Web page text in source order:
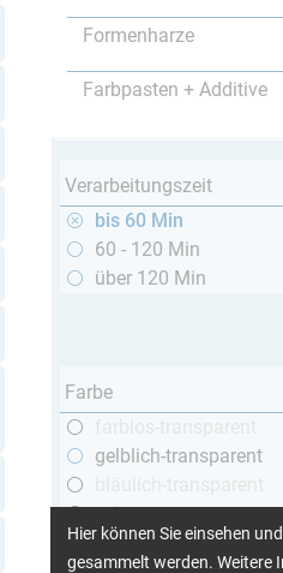
öffnen
öffnen
öffnen
öffnen
öffnen
öffnen
öffnen
öffnen
Formenharze
Farbpasten + Additive
Verarbeitungszeit
bis 60 Min
60 - 120 Min
über 120 Min
Farbe
gelblich-transparent
schwarz
Hier können Sie einsehen
gesammelt werden. Weitere